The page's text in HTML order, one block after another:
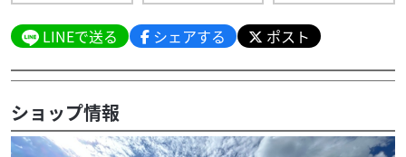
LINEで送る シェアする ポスト
ショップ情報